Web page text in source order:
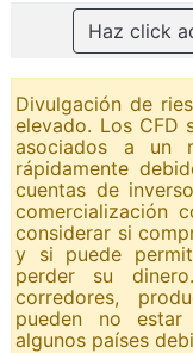
Haz click
Divulgación de
elevado. Los CFD
asociados a un
rápidamente
cuentas de
comercialización
considerar si
y si puede
perder su
corredores,
pueden no
algunos países